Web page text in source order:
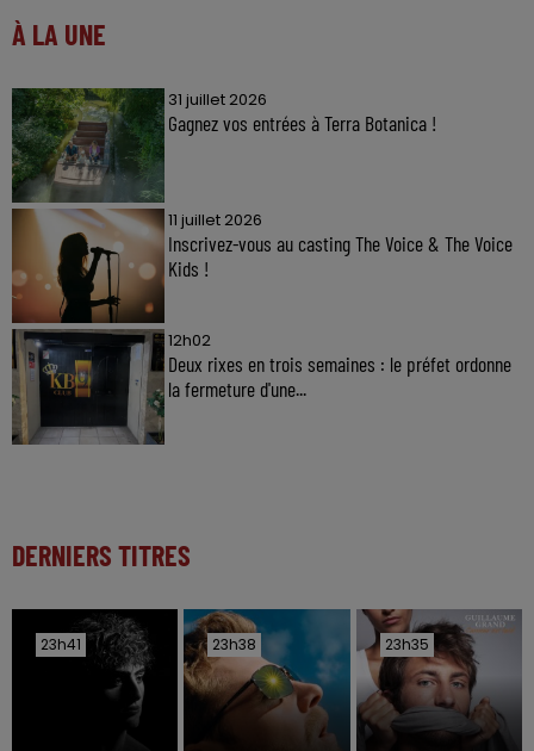
À LA UNE
31 juillet 2026
Gagnez vos entrées à Terra Botanica !
11 juillet 2026
Inscrivez-vous au casting The Voice & The Voice
Kids !
12h02
Deux rixes en trois semaines : le préfet ordonne
la fermeture d'une...
DERNIERS TITRES
23h41
23h41 23h38
23h38 23h35
23h35